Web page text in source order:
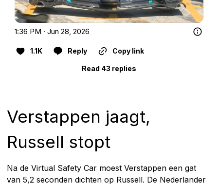
1:36 PM · Jun 28, 2026
1.1K Reply Copy link
Read 43 replies
Verstappen jaagt,
Russell stopt
Na de Virtual Safety Car moest Verstappen een gat
van 5,2 seconden dichten op Russell. De Nederlander